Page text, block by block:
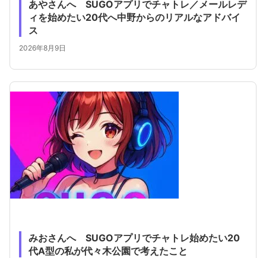
あやさんへ SUGOアプリでチャトレ／メールレデ
ィを始めたい20代へ中野からのリアルなアドバイ
ス
2026年8月9日
みおさんへ SUGOアプリでチャトレ始めたい20
代A型の私が代々木公園で考えたこと